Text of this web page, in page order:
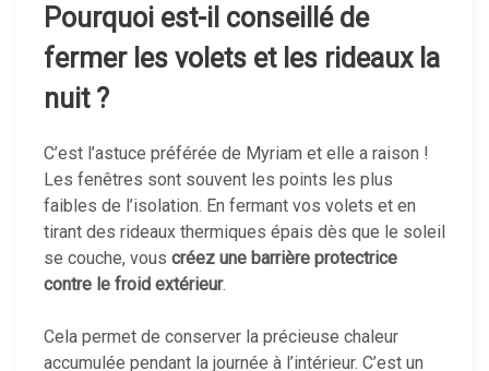
Pourquoi est-il conseillé de
fermer les volets et les rideaux la
nuit ?
C’est l’astuce préférée de Myriam et elle a raison !
Les fenêtres sont souvent les points les plus
faibles de l’isolation. En fermant vos volets et en
tirant des rideaux thermiques épais dès que le soleil
se couche, vous créez une barrière protectrice
contre le froid extérieur.
Cela permet de conserver la précieuse chaleur
accumulée pendant la journée à l’intérieur. C’est un